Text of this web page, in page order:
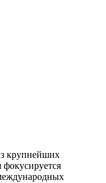
крупнейших